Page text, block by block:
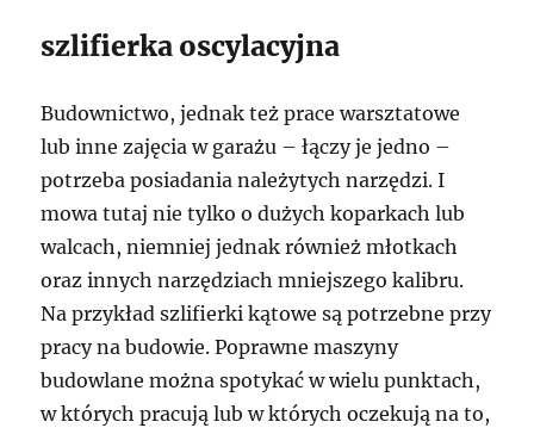
szlifierka oscylacyjna
Budownictwo, jednak też prace warsztatowe
lub inne zajęcia w garażu – łączy je jedno –
potrzeba posiadania należytych narzędzi. I
mowa tutaj nie tylko o dużych koparkach lub
walcach, niemniej jednak również młotkach
oraz innych narzędziach mniejszego kalibru.
Na przykład szlifierki kątowe są potrzebne przy
pracy na budowie. Poprawne maszyny
budowlane można spotykać w wielu punktach,
w których pracują lub w których oczekują na to,